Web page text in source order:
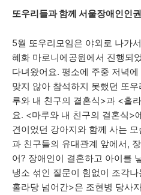
또우리들과 함께 서울장애인인
5월 또우리모임은 야외로 나가
혜화 마로니에공원에서 진행되
다녀왔어요. 평소에 주중 저녁
맞지 않아 참석하지 못했던 또
루와 내 친구의 결혼식>과 <홀
요. <마루와 내 친구의 결혼식>
견이었던 강아지와 함께 사는
과 친구들의 유대관계 앞에서,
어? 장애인이 결혼하고 아이를
냉소 섞인 질문이 힘없이 조각
홀라당 넘어간>은 조현병 당사